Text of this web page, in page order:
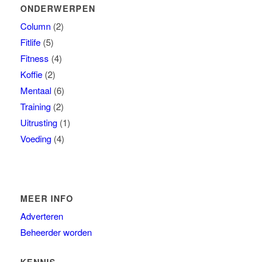
ONDERWERPEN
Column(2)
Fitlife(5)
Fitness (4)
Koffie(2)
Mentaal(6)
Training(2)
Uitrusting(1)
Voeding(4)
MEER INFO
Adverteren
Beheerder worden